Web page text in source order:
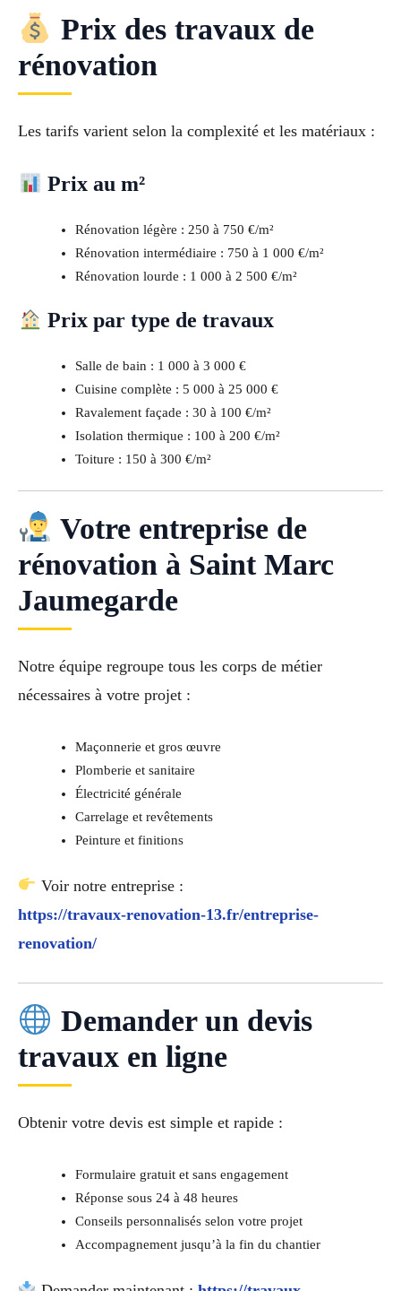
Prix des travaux de
rénovation
Les tarifs varient selon la complexité et les matériaux :
Prix au m²
Rénovation légère : 250 à 750 €/m²
Rénovation intermédiaire : 750 à 1 000 €/m²
Rénovation lourde : 1 000 à 2 500 €/m²
Prix par type de travaux
Salle de bain : 1 000 à 3 000 €
Cuisine complète : 5 000 à 25 000 €
Ravalement façade : 30 à 100 €/m²
Isolation thermique : 100 à 200 €/m²
Toiture : 150 à 300 €/m²
Votre entreprise de
rénovation à Saint Marc
Jaumegarde
Notre équipe regroupe tous les corps de métier
nécessaires à votre projet :
Maçonnerie et gros œuvre
Plomberie et sanitaire
Électricité générale
Carrelage et revêtements
Peinture et finitions
Voir notre entreprise :
https://travaux-renovation-13.fr/entreprise-
renovation/
Demander un devis
travaux en ligne
Obtenir votre devis est simple et rapide :
Formulaire gratuit et sans engagement
Réponse sous 24 à 48 heures
Conseils personnalisés selon votre projet
Accompagnement jusqu’à la fin du chantier